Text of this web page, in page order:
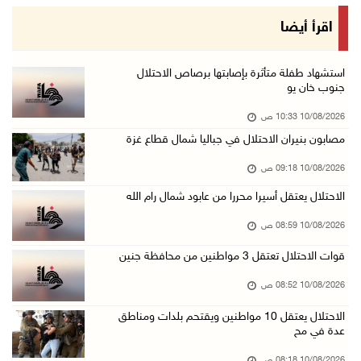
الاحتلال يعتقل 10 مواطنين ويقتحم بلدات ومناطق ...
إصابة شاب بشظايا رصاص الاحتلال واعتقال خمسة م ...
10/آب/2026 08:11 ص
حالة الطقس: استمرار تأثير الكتلة الهوائية شدي ...
الاحتلال يواصل عدوانه على غزة والضفة.. إصابات ...
09/آب/2026 11:59 م
"نقابة الصحفيين": 108 اعتداءات بحق الصحفيين ا ...
الاحتلال يقتحم بلدات عتيل وزيتا وباقة الشرقية ...
اقرأ أيضا
استشهاد طفلة متأثرة بإصابتها برصاص الاحتلال
جنوب خان يو
10/08/2026 10:33 ص
مصابون بنيران الاحتلال في جباليا شمال قطاع غزة
10/08/2026 09:18 ص
الاحتلال يعتقل أسيرا محررا من عابود شمال رام الله
10/08/2026 08:59 ص
قوات الاحتلال تعتقل 3 مواطنين من محافظة جنين
10/08/2026 08:52 ص
الاحتلال يعتقل 10 مواطنين ويقتحم بلدات ومناطق
عدة في مح